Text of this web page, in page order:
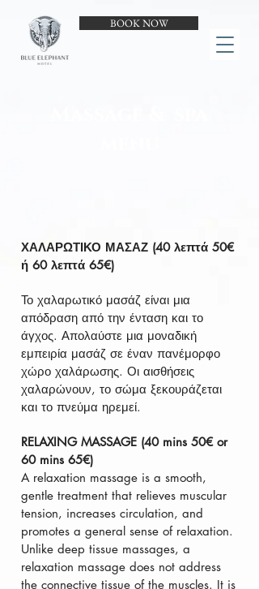
BOOK NOW
ΧΑΛΑΡΩΤΙΚΟ ΜΑΣΑΖ (40 λεπτά 50€
ή 60 λεπτά 65€)
Το χαλαρωτικό μασάζ είναι μια
απόδραση από την ένταση και το
άγχος. Απολαύστε μια μοναδική
εμπειρία μασάζ σε έναν πανέμορφο
χώρο χαλάρωσης. Οι αισθήσεις
χαλαρώνουν, το σώμα ξεκουράζεται
και το πνεύμα ηρεμεί.
RELAXING MASSAGE (40 mins 50€ or
60 mins 65€)
A relaxation massage is a smooth,
gentle treatment that relieves muscular
tension, increases circulation, and
promotes a general sense of relaxation.
Unlike deep tissue massages, a
relaxation massage does not address
the connective tissue of the muscles. It is